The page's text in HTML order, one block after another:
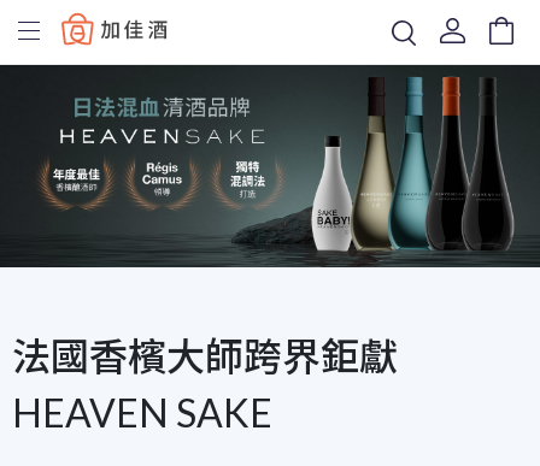
Baccus
法國香檳大師跨界鉅獻
HEAVEN SAKE